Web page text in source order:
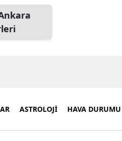
ASTROLOJİ HAVA DURUMU